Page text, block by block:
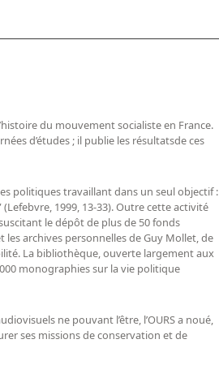
du mouvement socialiste en France.
d’études ; il publie les résultatsde ces
politiques travaillant dans un seul objectif :
1999, 13-33). Outre cette activité
le dépôt de plus de 50 fonds
les archives personnelles de Guy Mollet, de
La bibliothèque, ouverte largement aux
monographies sur la vie politique
ne pouvant l’être, l’OURS a noué,
ses missions de conservation et de